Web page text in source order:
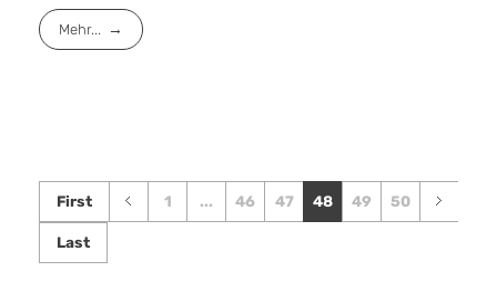
Mehr...
First 1 ... 46 47 48 49 50
Last